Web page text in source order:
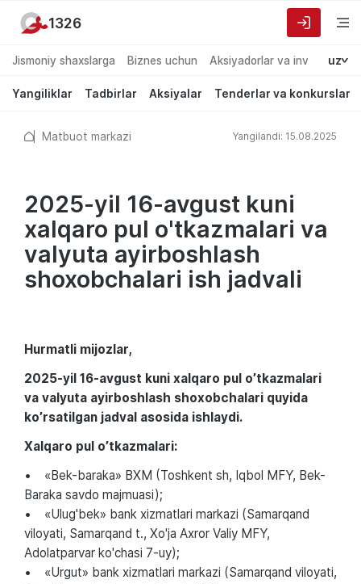
Jismoniy shaxslarga Biznes uchun Aksiyadorlar va investorlarga
uz
Yangiliklar Tadbirlar Aksiyalar Tenderlar va konkurslar
1326
Matbuot markazi Yangilandi: 15.08.2025
2025-yil 16-avgust kuni
xalqaro pul o'tkazmalari va
valyuta ayirboshlash
shoxobchalari ish jadvali
Hurmatli mijozlar,
2025-yil 16-avgust kuni xalqaro pul o’tkazmalari
va valyuta ayirboshlash shoxobchalari quyida
ko’rsatilgan jadval asosida ishlaydi.
Xalqaro pul o’tkazmalari:
• «Bek-baraka» BXM (Toshkent sh, Iqbol MFY, Bek-
Baraka savdo majmuasi);
• «Ulug'bek» bank xizmatlari markazi (Samarqand
viloyati, Samarqand t., Xo'ja Axror Valiy MFY,
Adolatparvar ko'chasi 7-uy);
• «Urgut» bank xizmatlari markazi (Samarqand viloyati,